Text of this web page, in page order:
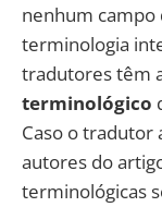
nenhum
terminologia
tradutores têm
terminológico
Caso o tradutor
autores do
terminológicas